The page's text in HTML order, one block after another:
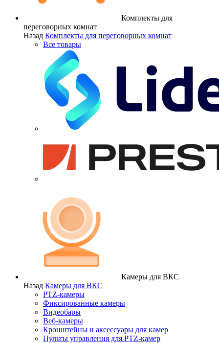
Комплекты для
переговорных комнат
Назад Комплекты для переговорных комнат
Все товары
Камеры для ВКС
Назад Камеры для ВКС
PTZ-камеры
Фиксированные камеры
Видеобары
Веб-камеры
Кронштейны и аксессуары для камер
Пульты управления для PTZ-камер